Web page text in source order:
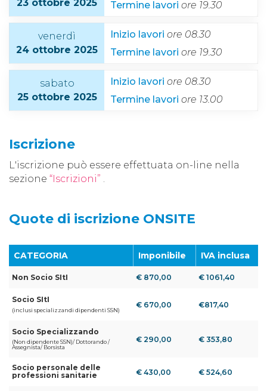
23 ottobre 2025
Termine lavori ore 19.30
venerdì
24 ottobre 2025
Inizio lavori ore 08.30
Termine lavori ore 19.30
sabato
25 ottobre 2025
Inizio lavori ore 08.30
Termine lavori ore 13.00
Iscrizione
L'iscrizione può essere effettuata on-line nella
sezione “Iscrizioni” .
Quote di iscrizione ONSITE
CATEGORIA Imponibile IVA inclusa
Non Socio SItI € 870,00 € 1061,40
Socio SItI
(inclusi specializzandi dipendenti SSN)
€ 670,00 €817,40
Socio Specializzando
(Non dipendente SSN)/ Dottorando /
Assegnista/ Borsista
€ 290,00 € 353,80
Socio personale delle
professioni sanitarie
€ 430,00 € 524,60